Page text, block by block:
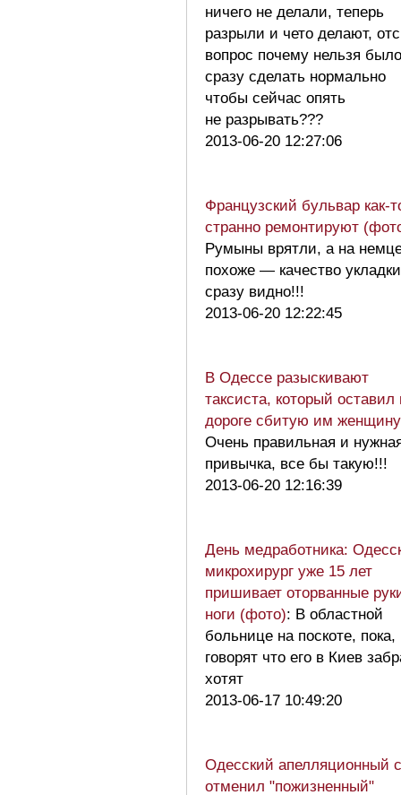
ничего не делали, теперь
разрыли и чето делают,
вопрос почему нельзя было
сразу сделать нормально
чтобы сейчас опять
не разрывать???
2013-06-20 12:27:06
Французский бульвар как-
странно ремонтируют
Румыны врятли, а на
похоже — качество укладки
сразу видно!!!
2013-06-20 12:22:45
В Одессе разыскивают
таксиста, который оставил
дороге сбитую им женщину
Очень правильная и
привычка, все бы такую!!!
2013-06-20 12:16:39
День медработника:
микрохирург уже 15 лет
пришивает оторванные
ноги (фото): В областной
больнице на поскоте, пока,
говорят что его в Киев
хотят
2013-06-17 10:49:20
Одесский апелляционный
отменил "пожизненный"